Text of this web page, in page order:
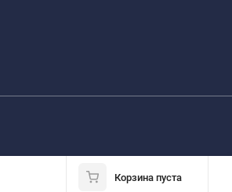
Корзина пуста